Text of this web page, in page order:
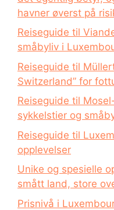
havner øverst på
Reiseguide til
småbyliv i
Reiseguide til
Switzerland” for
Reiseguide til
sykkelstier og
Reiseguide til
opplevelser
Unike og spesielle
smått land, store
Prisnivå i